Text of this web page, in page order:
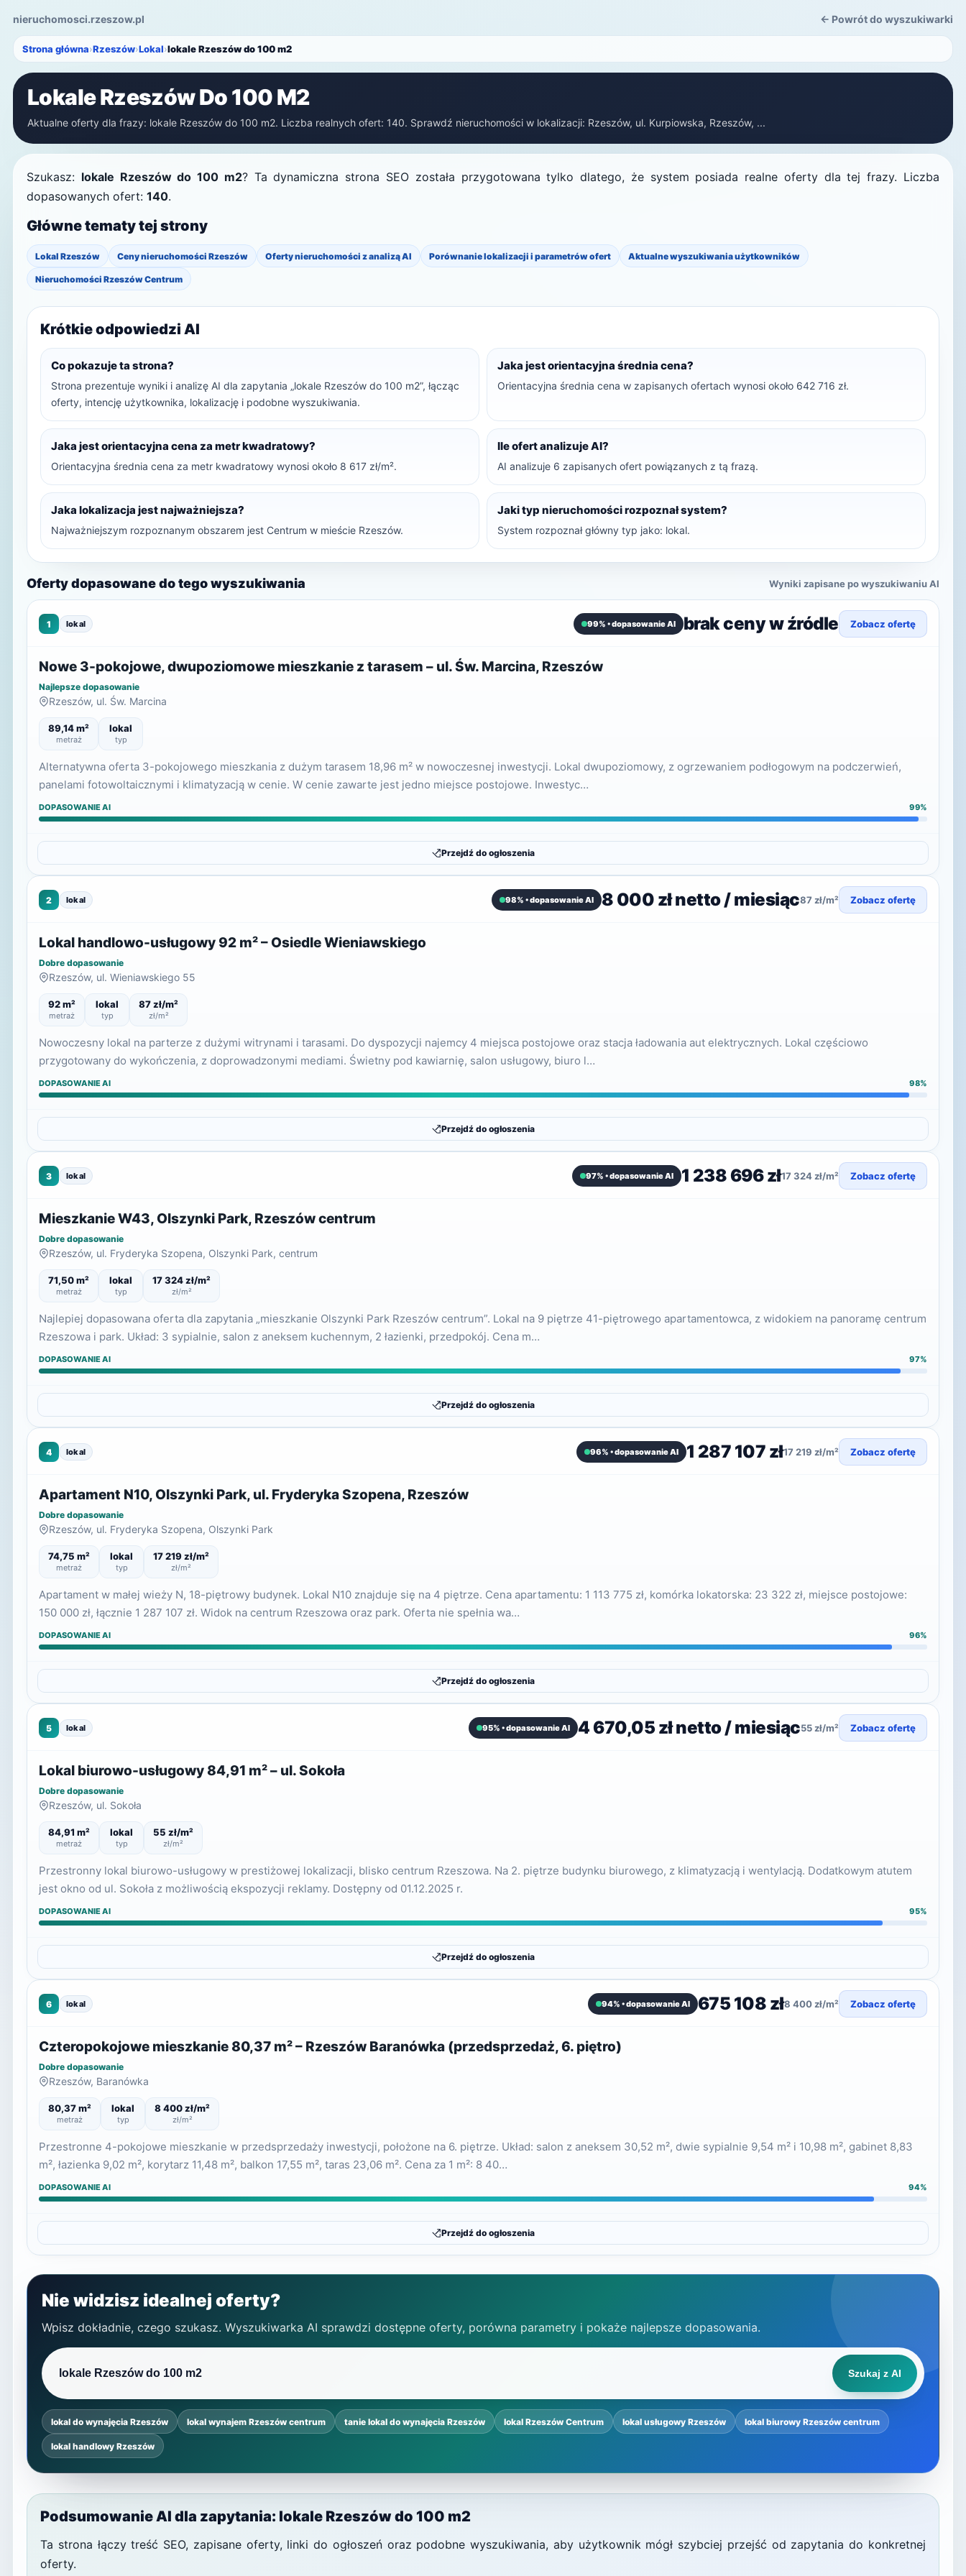
nieruchomosci.rzeszow.pl ← Powrót do wyszukiwarki
Strona główna›Rzeszów›Lokal›lokale Rzeszów do 100 m2
Lokale Rzeszów Do 100 M2
Aktualne oferty dla frazy: lokale Rzeszów do 100 m2. Liczba realnych ofert: 140. Sprawdź nieruchomości w lokalizacji: Rzeszów, ul. Kurpiowska, Rzeszów, ...
Szukasz: lokale Rzeszów do 100 m2? Ta dynamiczna strona SEO została przygotowana tylko dlatego, że system posiada realne oferty dla tej frazy. Liczba
dopasowanych ofert: 140.
Główne tematy tej strony
Lokal Rzeszów Ceny nieruchomości Rzeszów Oferty nieruchomości z analizą AI Porównanie lokalizacji i parametrów ofert Aktualne wyszukiwania użytkowników
Nieruchomości Rzeszów Centrum
Krótkie odpowiedzi AI
Co pokazuje ta strona?
Strona prezentuje wyniki i analizę AI dla zapytania „lokale Rzeszów do 100 m2”, łącząc
oferty, intencję użytkownika, lokalizację i podobne wyszukiwania.
Jaka jest orientacyjna średnia cena?
Orientacyjna średnia cena w zapisanych ofertach wynosi około 642 716 zł.
Jaka jest orientacyjna cena za metr kwadratowy?
Orientacyjna średnia cena za metr kwadratowy wynosi około 8 617 zł/m².
Ile ofert analizuje AI?
AI analizuje 6 zapisanych ofert powiązanych z tą frazą.
Jaka lokalizacja jest najważniejsza?
Najważniejszym rozpoznanym obszarem jest Centrum w mieście Rzeszów.
Jaki typ nieruchomości rozpoznał system?
System rozpoznał główny typ jako: lokal.
Oferty dopasowane do tego wyszukiwania Wyniki zapisane po wyszukiwaniu AI
1 lokal 99% • dopasowanie AI brak ceny w źródle Zobacz ofertę
Nowe 3-pokojowe, dwupoziomowe mieszkanie z tarasem – ul. Św. Marcina, Rzeszów
Najlepsze dopasowanie
Rzeszów, ul. Św. Marcina
89,14 m²
metraż
lokal
typ
Alternatywna oferta 3-pokojowego mieszkania z dużym tarasem 18,96 m² w nowoczesnej inwestycji. Lokal dwupoziomowy, z ogrzewaniem podłogowym na podczerwień,
panelami fotowoltaicznymi i klimatyzacją w cenie. W cenie zawarte jest jedno miejsce postojowe. Inwestyc…
DOPASOWANIE AI 99%
Przejdź do ogłoszenia
2 lokal 98% • dopasowanie AI 8 000 zł netto / miesiąc87 zł/m² Zobacz ofertę
Lokal handlowo-usługowy 92 m² – Osiedle Wieniawskiego
Dobre dopasowanie
Rzeszów, ul. Wieniawskiego 55
92 m²
metraż
lokal
typ
87 zł/m²
zł/m²
Nowoczesny lokal na parterze z dużymi witrynami i tarasami. Do dyspozycji najemcy 4 miejsca postojowe oraz stacja ładowania aut elektrycznych. Lokal częściowo
przygotowany do wykończenia, z doprowadzonymi mediami. Świetny pod kawiarnię, salon usługowy, biuro l…
DOPASOWANIE AI 98%
Przejdź do ogłoszenia
3 lokal 97% • dopasowanie AI 1 238 696 zł17 324 zł/m² Zobacz ofertę
Mieszkanie W43, Olszynki Park, Rzeszów centrum
Dobre dopasowanie
Rzeszów, ul. Fryderyka Szopena, Olszynki Park, centrum
71,50 m²
metraż
lokal
typ
17 324 zł/m²
zł/m²
Najlepiej dopasowana oferta dla zapytania „mieszkanie Olszynki Park Rzeszów centrum”. Lokal na 9 piętrze 41-piętrowego apartamentowca, z widokiem na panoramę centrum
Rzeszowa i park. Układ: 3 sypialnie, salon z aneksem kuchennym, 2 łazienki, przedpokój. Cena m…
DOPASOWANIE AI 97%
Przejdź do ogłoszenia
4 lokal 96% • dopasowanie AI 1 287 107 zł17 219 zł/m² Zobacz ofertę
Apartament N10, Olszynki Park, ul. Fryderyka Szopena, Rzeszów
Dobre dopasowanie
Rzeszów, ul. Fryderyka Szopena, Olszynki Park
74,75 m²
metraż
lokal
typ
17 219 zł/m²
zł/m²
Apartament w małej wieży N, 18-piętrowy budynek. Lokal N10 znajduje się na 4 piętrze. Cena apartamentu: 1 113 775 zł, komórka lokatorska: 23 322 zł, miejsce postojowe:
150 000 zł, łącznie 1 287 107 zł. Widok na centrum Rzeszowa oraz park. Oferta nie spełnia wa…
DOPASOWANIE AI 96%
Przejdź do ogłoszenia
5 lokal 95% • dopasowanie AI 4 670,05 zł netto / miesiąc55 zł/m² Zobacz ofertę
Lokal biurowo-usługowy 84,91 m² – ul. Sokoła
Dobre dopasowanie
Rzeszów, ul. Sokoła
84,91 m²
metraż
lokal
typ
55 zł/m²
zł/m²
Przestronny lokal biurowo-usługowy w prestiżowej lokalizacji, blisko centrum Rzeszowa. Na 2. piętrze budynku biurowego, z klimatyzacją i wentylacją. Dodatkowym atutem
jest okno od ul. Sokoła z możliwością ekspozycji reklamy. Dostępny od 01.12.2025 r.
DOPASOWANIE AI 95%
Przejdź do ogłoszenia
6 lokal 94% • dopasowanie AI 675 108 zł8 400 zł/m² Zobacz ofertę
Czteropokojowe mieszkanie 80,37 m² – Rzeszów Baranówka (przedsprzedaż, 6. piętro)
Dobre dopasowanie
Rzeszów, Baranówka
80,37 m²
metraż
lokal
typ
8 400 zł/m²
zł/m²
Przestronne 4-pokojowe mieszkanie w przedsprzedaży inwestycji, położone na 6. piętrze. Układ: salon z aneksem 30,52 m², dwie sypialnie 9,54 m² i 10,98 m², gabinet 8,83
m², łazienka 9,02 m², korytarz 11,48 m², balkon 17,55 m², taras 23,06 m². Cena za 1 m²: 8 40…
DOPASOWANIE AI 94%
Przejdź do ogłoszenia
Nie widzisz idealnej oferty?
Wpisz dokładnie, czego szukasz. Wyszukiwarka AI sprawdzi dostępne oferty, porówna parametry i pokaże najlepsze dopasowania.
Szukaj z AI
lokal do wynajęcia Rzeszów lokal wynajem Rzeszów centrum tanie lokal do wynajęcia Rzeszów lokal Rzeszów Centrum lokal usługowy Rzeszów lokal biurowy Rzeszów centrum
lokal handlowy Rzeszów
Podsumowanie AI dla zapytania: lokale Rzeszów do 100 m2
Ta strona łączy treść SEO, zapisane oferty, linki do ogłoszeń oraz podobne wyszukiwania, aby użytkownik mógł szybciej przejść od zapytania do konkretnej
oferty.